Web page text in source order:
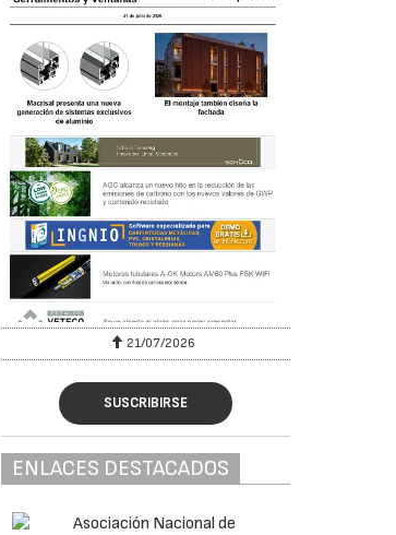
28/07/2026
SUSCRIBIRSE
ENLACES DESTACADOS